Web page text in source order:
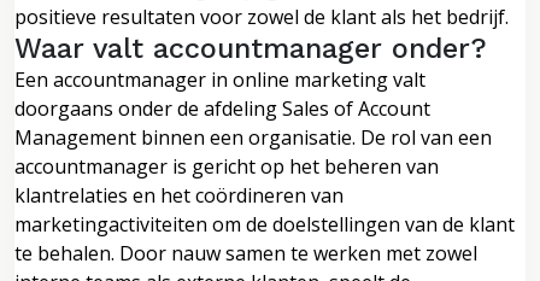
positieve resultaten voor zowel de klant als het bedrijf.
Waar valt accountmanager onder?
Een accountmanager in online marketing valt
doorgaans onder de afdeling Sales of Account
Management binnen een organisatie. De rol van een
accountmanager is gericht op het beheren van
klantrelaties en het coördineren van
marketingactiviteiten om de doelstellingen van de klant
te behalen. Door nauw samen te werken met zowel